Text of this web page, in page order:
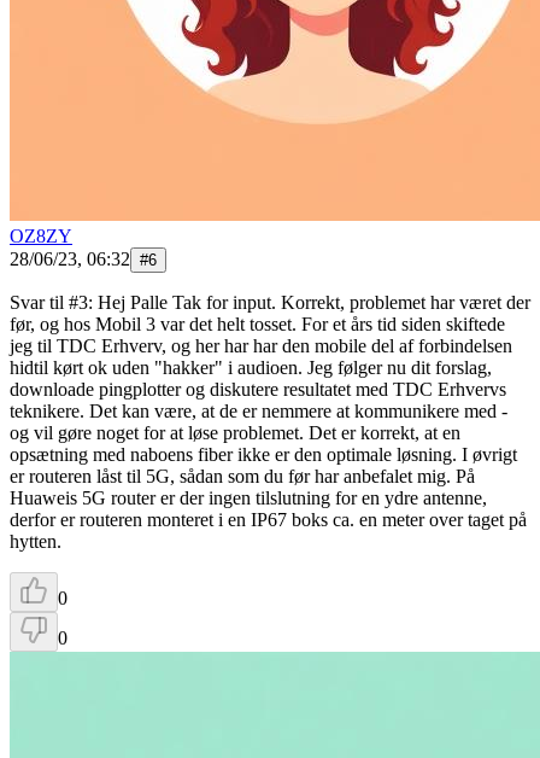
OZ8ZY
28/06/23, 06:32 #6
Svar til #3: Hej Palle Tak for input. Korrekt, problemet har været der
før, og hos Mobil 3 var det helt tosset. For et års tid siden skiftede
jeg til TDC Erhverv, og her har har den mobile del af forbindelsen
hidtil kørt ok uden "hakker" i audioen. Jeg følger nu dit forslag,
downloade pingplotter og diskutere resultatet med TDC Erhvervs
teknikere. Det kan være, at de er nemmere at kommunikere med -
og vil gøre noget for at løse problemet. Det er korrekt, at en
opsætning med naboens fiber ikke er den optimale løsning. I øvrigt
er routeren låst til 5G, sådan som du før har anbefalet mig. På
Huaweis 5G router er der ingen tilslutning for en ydre antenne,
derfor er routeren monteret i en IP67 boks ca. en meter over taget på
hytten.
0
0